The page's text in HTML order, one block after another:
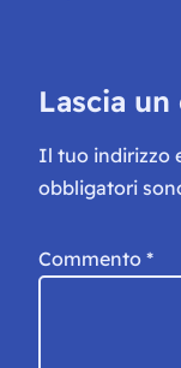
Lascia
Il tuo indirizzo
obbligatori
Commento *